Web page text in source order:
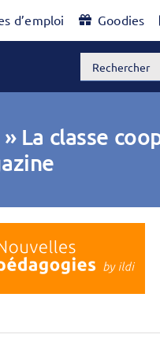
d’emploi Goodies
Rechercher:
La classe